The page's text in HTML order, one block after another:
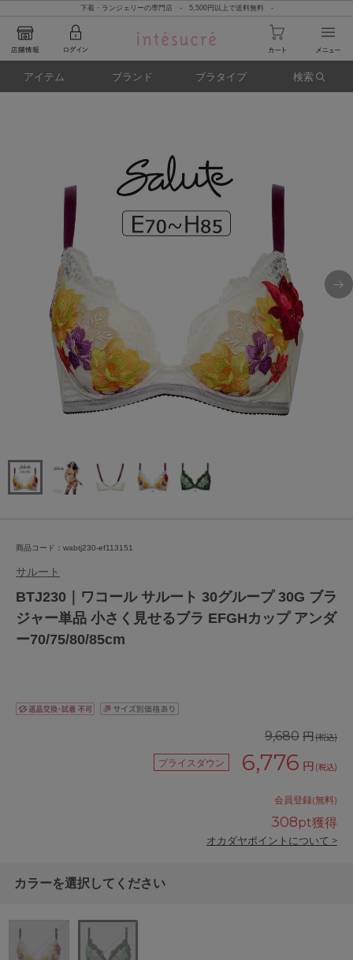
下着・ランジェリーの専門店 - 5,500円以上で送料無料 -
アイテム ブランド ブラタイプ 検索
商品コード：wabtj230-ef113151
サルート
BTJ230｜ワコール サルート 30グループ 30G ブラ
ジャー単品 小さく見せるブラ EFGHカップ アンダ
ー70/75/80/85cm
9,680 円(税込)
プライスダウン 6,776 円 (税込)
会員登録(無料)
308pt獲得
オカダヤポイントについて >
カラーを選択してください